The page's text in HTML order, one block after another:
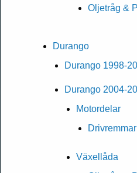
Oljetråg &
Durango
Durango 1998-
Durango 2004-
Motordelar
Växellåda